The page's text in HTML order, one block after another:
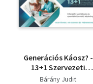
Történelem
Vallás
Generációs Káosz? -
13+1 Szervezeti
gyakorlat a
Bárány Judit